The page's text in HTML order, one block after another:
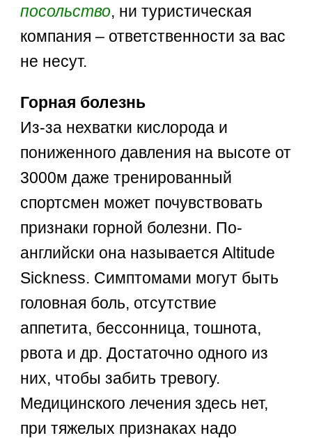
посольство, ни туристическая
компания – ответственности за вас
не несут.
Горная болезнь
Из-за нехватки кислорода и
пониженного давления на высоте от
3000м даже тренированный
спортсмен может почувствовать
признаки горной болезни. По-
английски она называется Altitude
Sickness. Симптомами могут быть
головная боль, отсутствие
аппетита, бессонница, тошнота,
рвота и др. Достаточно одного из
них, чтобы забить тревогу.
Медицинского лечения здесь нет,
при тяжелых признаках надо